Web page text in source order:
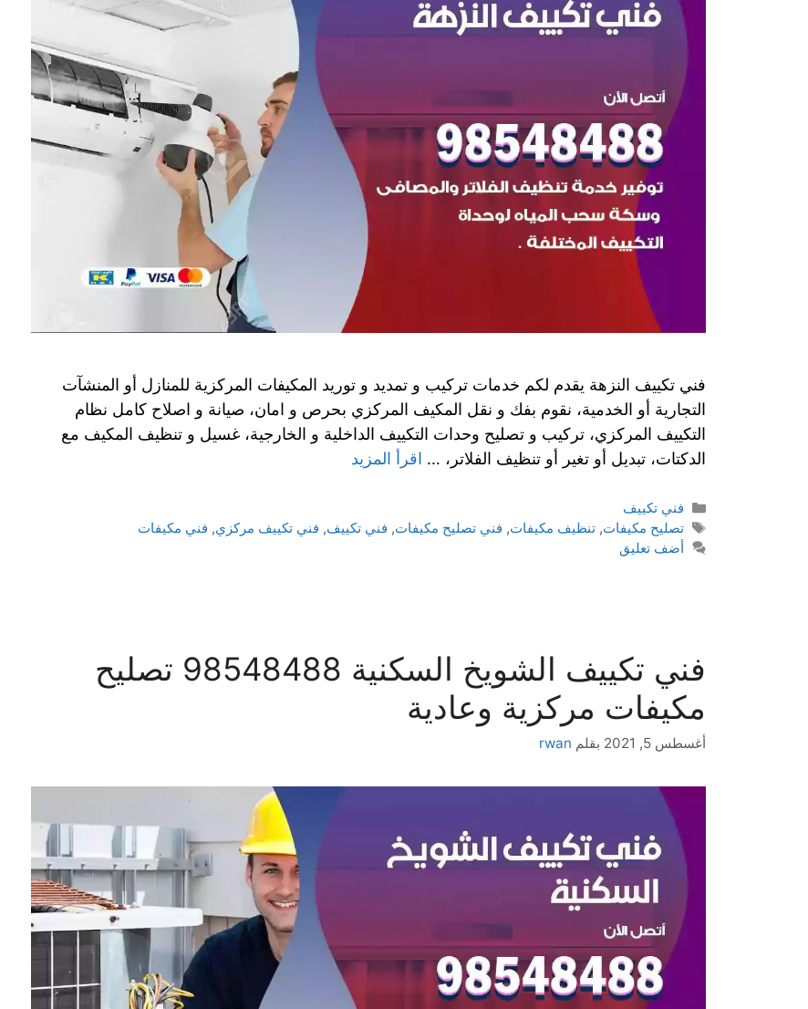
فني تكييف النزهة يقدم لكم خدمات تركيب و تمديد و توريد المكيفات المركزية للمنازل أو المنشآت
التجارية أو الخدمية، نقوم بفك و نقل المكيف المركزي بحرص و امان، صيانة و اصلاح كامل نظام
التكييف المركزي، تركيب و تصليح وحدات التكييف الداخلية و الخارجية، غسيل و تنظيف المكيف مع
الدكتات، تبديل أو تغير أو تنظيف الفلاتر، … اقرأ المزيد
فني تكييف
تصليح مكيفات,تنظيف مكيفات, فني تصليح مكيفات, فني تكييف, فني تكييف مركزي, فني مكيفات
أضف تعليق
فني تكييف الشويخ السكنية 98548488 تصليح
مكيفات مركزية وعادية
أغسطس 5, 2021 بقلم rwan